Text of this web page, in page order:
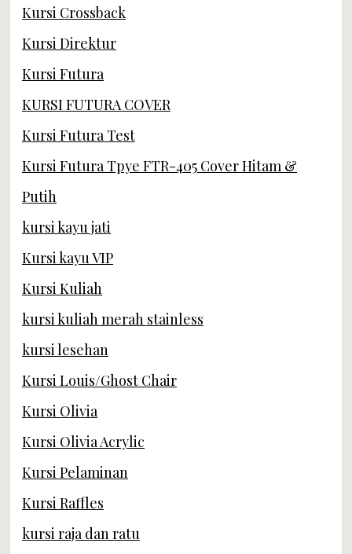
Kursi Crossback
Kursi Direktur
Kursi Futura
KURSI FUTURA COVER
Kursi Futura Test
Kursi Futura Tpye FTR-405 Cover Hitam &
Putih
kursi kayu jati
Kursi kayu VIP
Kursi Kuliah
kursi kuliah merah stainless
kursi lesehan
Kursi Louis/Ghost Chair
Kursi Olivia
Kursi Olivia Acrylic
Kursi Pelaminan
Kursi Raffles
kursi raja dan ratu